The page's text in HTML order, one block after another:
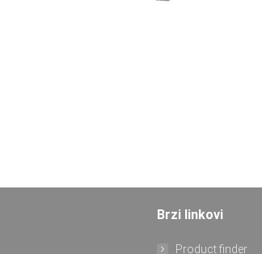
Brzi linkovi
Product finder